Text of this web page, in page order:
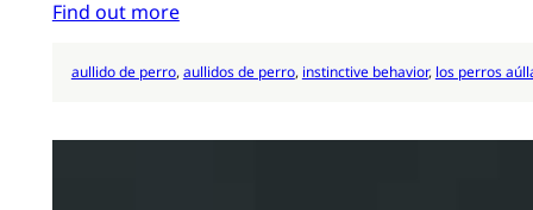
Find out more
aullido de perro, aullidos de perro, instinctive behavior, los perros